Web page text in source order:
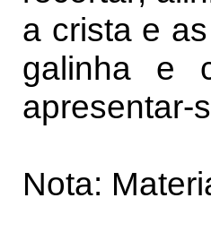
a crista e
galinha e
apresentar-
Nota: